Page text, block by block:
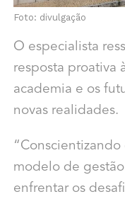
Foto: divulgação
O especialista
resposta proativa
academia e os
novas realidades.
modelo de
enfrentar os